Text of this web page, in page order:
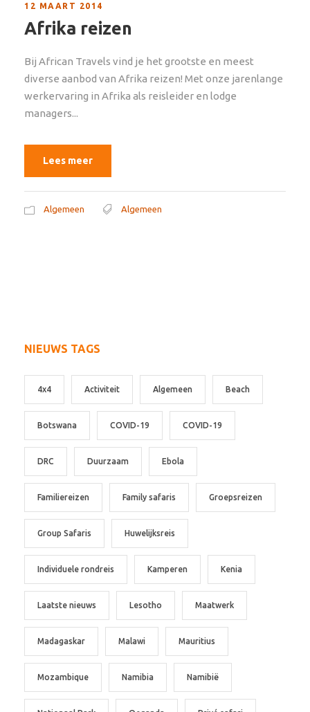
12 MAART 2014
Afrika reizen
Bij African Travels vind je het grootste en meest
diverse aanbod van Afrika reizen! Met onze jarenlange
werkervaring in Afrika als reisleider en lodge
managers...
Lees meer
Algemeen Algemeen
NIEUWS TAGS
4x4 Activiteit Algemeen Beach
Botswana COVID-19 COVID-19
DRC Duurzaam Ebola
Familiereizen Family safaris Groepsreizen
Group Safaris Huwelijksreis
Individuele rondreis Kamperen Kenia
Laatste nieuws Lesotho Maatwerk
Madagaskar Malawi Mauritius
Mozambique Namibia Namibië